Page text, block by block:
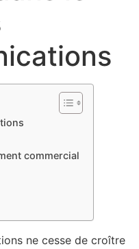
commercial
ne cesse de croître